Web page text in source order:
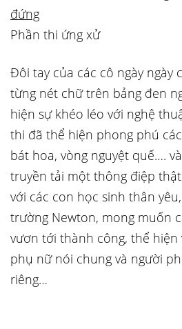
Phần thi ứng xử
Đôi tay của các cô ngày ngày
từng nét chữ trên bảng đen
hiện sự khéo léo với nghệ
thi đã thể hiện phong phú
bát hoa, vòng nguyệt quế….
truyền tải một thông điệp
với các con học sinh thân
trường Newton, mong muốn
vươn tới thành công, thể hiện
phụ nữ nói chung và người
riêng…